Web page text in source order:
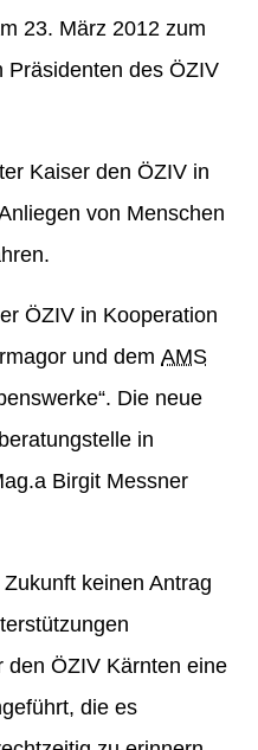
23. März 2012 zum
Präsidenten des ÖZIV
Kaiser den ÖZIV in
von Menschen
ÖZIV in Kooperation
und dem AMS
Die neue
in
Birgit Messner
keinen Antrag
den ÖZIV Kärnten eine
die es